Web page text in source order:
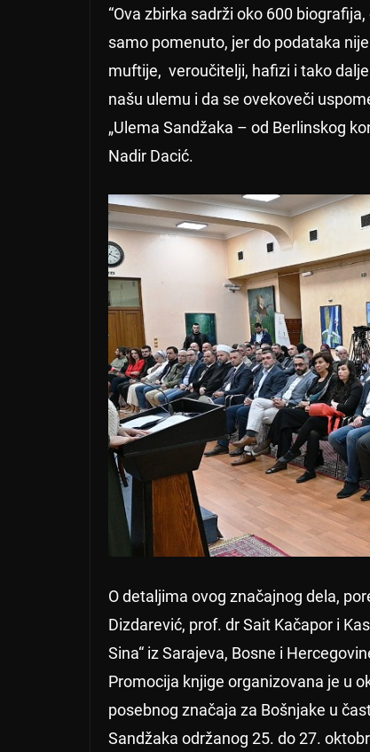
“Ova zbirka sadrži oko 600
samo pomenuto, jer do podataka
muftije, veroučitelji, hafizi i tako
našu ulemu i da se ovekoveči
„Ulema Sandžaka – od Berlinskog
Nadir Dacić.
O detaljima ovog značajnog dela,
Dizdarević, prof. dr Sait Kačapor i
Sina“ iz Sarajeva, Bosne i
Promocija knjige organizovana je u
posebnog značaja za Bošnjake u
Sandžaka održanog 25. do 27.